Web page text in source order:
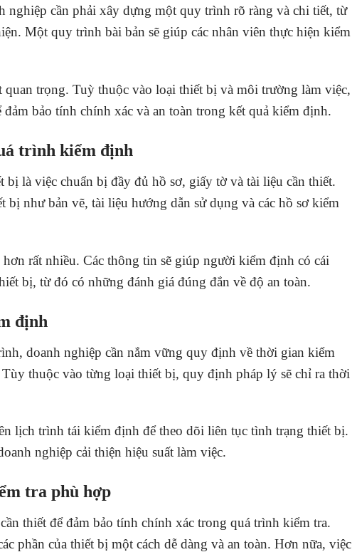
cần phải xây dựng một quy trình rõ ràng và chi tiết, từ
Một quy trình bài bản sẽ giúp các nhân viên thực hiện kiểm
trọng. Tuỳ thuộc vào loại thiết bị và môi trường làm việc,
bảo tính chính xác và an toàn trong kết quả kiểm định.
trình kiểm định
là việc chuẩn bị đầy đủ hồ sơ, giấy tờ và tài liệu cần thiết.
như bản vẽ, tài liệu hướng dẫn sử dụng và các hồ sơ kiểm
rất nhiều. Các thông tin sẽ giúp người kiểm định có cái
bị, từ đó có những đánh giá đúng đắn về độ an toàn.
định
doanh nghiệp cần nắm vững quy định về thời gian kiểm
thuộc vào từng loại thiết bị, quy định pháp lý sẽ chỉ ra thời
lịch trình tái kiểm định để theo dõi liên tục tình trạng thiết bị.
nghiệp cải thiện hiệu suất làm việc.
tra phù hợp
thiết để đảm bảo tính chính xác trong quá trình kiểm tra.
phần của thiết bị một cách dễ dàng và an toàn. Hơn nữa, việc